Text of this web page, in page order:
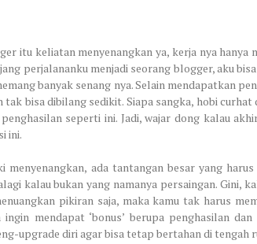
itu keliatan menyenangkan ya, kerja nya hanya
perjalananku menjadi seorang blogger, aku
banyak senang nya. Selain mendapatkan
tak bisa dibilang sedikit. Siapa sangka, hobi
seperti ini. Jadi, wajar dong kalau
ini.
menyenangkan, ada tantangan besar yang
kalau bukan yang namanya persaingan. Gini,
pikiran saja, maka kamu tak harus
ingin mendapat ‘bonus’ berupa penghasilan
upgrade diri agar bisa tetap bertahan di tengah